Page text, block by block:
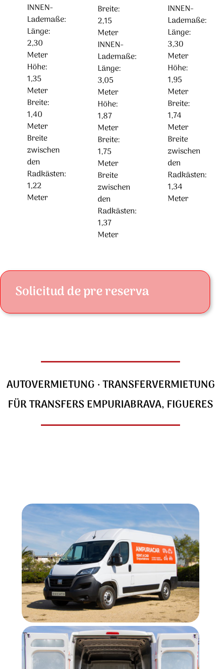
INNEN-
Lademaße:
Länge:
2,30
Meter
Höhe:
1,35
Meter
Breite:
1,40
Meter
Breite
zwischen
den
Radkästen:
1,22
Meter
Breite:
2,15
Meter
INNEN-
Lademaße:
Länge:
3,05
Meter
Höhe:
1,87
Meter
Breite:
1,75
Meter
Breite
zwischen
den
Radkästen:
1,37
Meter
INNEN-
Lademaße:
Länge:
3,30
Meter
Höhe:
1,95
Meter
Breite:
1,74
Meter
Breite
zwischen
den
Radkästen:
1,34
Meter
Solicitud de pre reserva
AUTOVERMIETUNG · TRANSFERVERMIETUNG
FÜR TRANSFERS EMPURIABRAVA, FIGUERES